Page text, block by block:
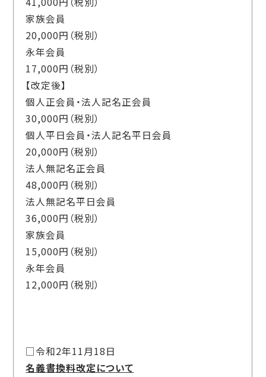
家族会員
20,000円（税別）
永年会員
17,000円（税別）
【改定後】
個人正会員・法人記名正会員
30,000円（税別）
個人平日会員・法人記名平日会員
20,000円（税別）
法人無記名正会員
48,000円（税別）
法人無記名平日会員
36,000円（税別）
家族会員
15,000円（税別）
永年会員
12,000円（税別）
□令和2年11月18日
名義書換料改定について